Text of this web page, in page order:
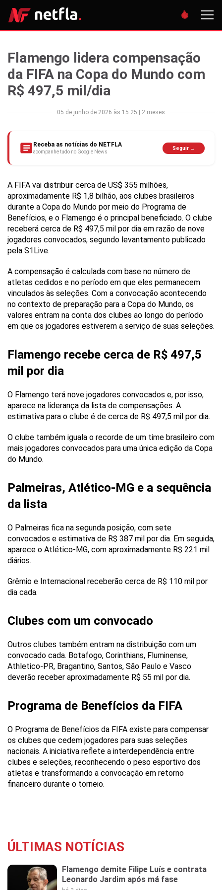
Flamengo lidera compensação
da FIFA na Copa do Mundo com
R$ 497,5 mil/dia
05 de junho de 2026 às 15:25 2 meses
Receba as notícias do NETFLA
acompanhe tudo no Google News
Seguir →
A FIFA vai distribuir cerca de US$ 355 milhões,
aproximadamente R$ 1,8 bilhão, aos clubes brasileiros
durante a Copa do Mundo por meio do Programa de
Benefícios, e o Flamengo é o principal beneficiado. O clube
receberá cerca de R$ 497,5 mil por dia em razão de nove
jogadores convocados, segundo levantamento publicado
pela S1Live.
A compensação é calculada com base no número de
atletas cedidos e no período em que eles permanecem
vinculados às seleções. Com a convocação acontecendo
no contexto de preparação para a Copa do Mundo, os
valores entram na conta dos clubes ao longo do período
em que os jogadores estiverem a serviço de suas seleções.
Flamengo recebe cerca de R$ 497,5
mil por dia
O Flamengo terá nove jogadores convocados e, por isso,
aparece na liderança da lista de compensações. A
estimativa para o clube é de cerca de R$ 497,5 mil por dia.
O clube também iguala o recorde de um time brasileiro com
mais jogadores convocados para uma única edição da Copa
do Mundo.
Palmeiras, Atlético-MG e a sequência
da lista
O Palmeiras fica na segunda posição, com sete
convocados e estimativa de R$ 387 mil por dia. Em seguida,
aparece o Atlético-MG, com aproximadamente R$ 221 mil
diários.
Grêmio e Internacional receberão cerca de R$ 110 mil por
dia cada.
Clubes com um convocado
Outros clubes também entram na distribuição com um
convocado cada. Botafogo, Corinthians, Fluminense,
Athletico-PR, Bragantino, Santos, São Paulo e Vasco
deverão receber aproximadamente R$ 55 mil por dia.
Programa de Benefícios da FIFA
O Programa de Benefícios da FIFA existe para compensar
os clubes que cedem jogadores para suas seleções
nacionais. A iniciativa reflete a interdependência entre
clubes e seleções, reconhecendo o peso esportivo dos
atletas e transformando a convocação em retorno
financeiro durante o torneio.
ÚLTIMAS NOTÍCIAS
Flamengo demite Filipe Luís e contrata
Leonardo Jardim após má fase